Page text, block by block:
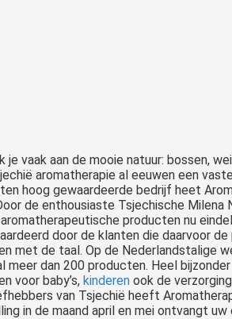
vaak aan de mooie natuur: bossen,
aromatherapie al eeuwen een
hoog gewaardeerde bedrijf heet
de enthousiaste Tsjechische Milena
producten nu
door de klanten die daarvoor
met de taal. Op de Nederlandstalige
dan 200 producten. Heel
voor baby’s, kinderenook de
van Tsjechië heeft
in de maand april en mei ontvangt uw